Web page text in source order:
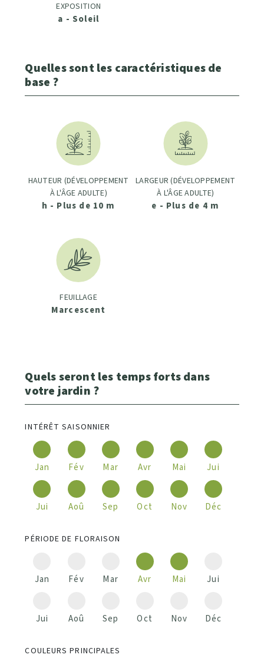
EXPOSITION
a - Soleil
Quelles sont les caractéristiques de
base ?
HAUTEUR (DÉVELOPPEMENT
À L'ÂGE ADULTE)
h - Plus de 10 m
LARGEUR (DÉVELOPPEMENT
À L'ÂGE ADULTE)
e - Plus de 4 m
FEUILLAGE
Marcescent
Quels seront les temps forts dans
votre jardin ?
INTÉRÊT SAISONNIER
Jan Fév Mar Avr Mai Jui
Jui Aoû Sep Oct Nov Déc
PÉRIODE DE FLORAISON
Jan Fév Mar Avr Mai Jui
Jui Aoû Sep Oct Nov Déc
COULEURS PRINCIPALES